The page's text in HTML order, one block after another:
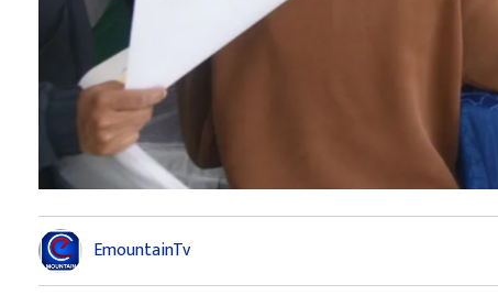
EmountainTv